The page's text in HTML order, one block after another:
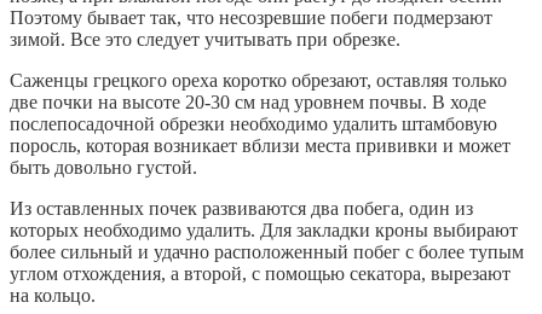
Поэтому бывает так, что несозревшие побеги подмерзают
зимой. Все это следует учитывать при обрезке.
Саженцы грецкого ореха коротко обрезают, оставляя только
две почки на высоте 20-30 см над уровнем почвы. В ходе
послепосадочной обрезки необходимо удалить штамбовую
поросль, которая возникает вблизи места прививки и может
быть довольно густой.
Из оставленных почек развиваются два побега, один из
которых необходимо удалить. Для закладки кроны выбирают
более сильный и удачно расположенный побег с более тупым
углом отхождения, а второй, с помощью секатора, вырезают
на кольцо.